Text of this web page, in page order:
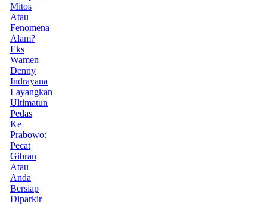
Mitos
Atau
Fenomena
Alam?
Eks
Wamen
Denny
Indrayana
Layangkan
Ultimatun
Pedas
Ke
Prabowo:
Pecat
Gibran
Atau
Anda
Bersiap
Diparkir